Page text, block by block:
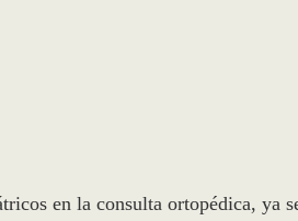
en la consulta ortopédica, ya